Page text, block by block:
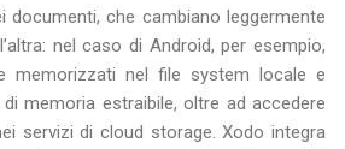
documenti, che cambiano leggermente
nel caso di Android, per esempio,
memorizzati nel file system locale e
memoria estraibile, oltre ad accedere
servizi di cloud storage. Xodo integra